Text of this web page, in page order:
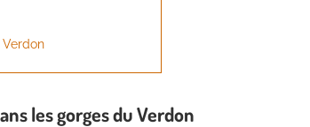
les gorges du Verdon